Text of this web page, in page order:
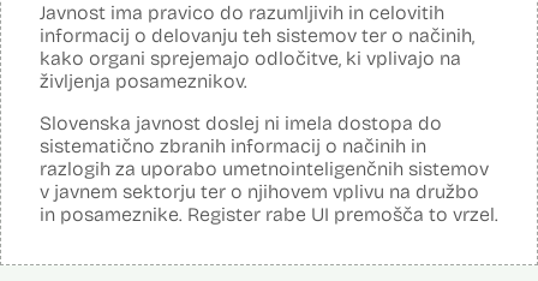
Javnost ima pravico do razumljivih in celovitih
informacij o delovanju teh sistemov ter o načinih,
kako organi sprejemajo odločitve, ki vplivajo na
življenja posameznikov.
Slovenska javnost doslej ni imela dostopa do
sistematično zbranih informacij o načinih in
razlogih za uporabo umetnointeligenčnih sistemov
v javnem sektorju ter o njihovem vplivu na družbo
in posameznike. Register rabe UI premošča to vrzel.